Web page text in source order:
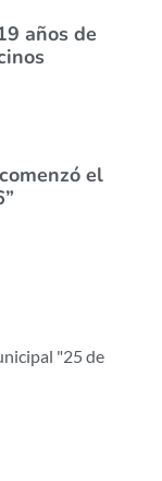
años de
el
"25 de